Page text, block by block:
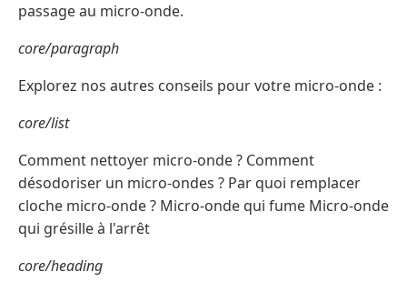
passage au micro-onde.
core/paragraph
Explorez nos autres conseils pour votre micro-onde :
core/list
Comment nettoyer micro-onde ? Comment
désodoriser un micro-ondes ? Par quoi remplacer
cloche micro-onde ? Micro-onde qui fume Micro-onde
qui grésille à l'arrêt
core/heading